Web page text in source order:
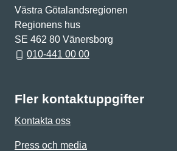
Västra Götalandsregionen
Regionens hus
SE 462 80 Vänersborg
010-441 00 00
Fler kontaktuppgifter
Kontakta oss
Press och media